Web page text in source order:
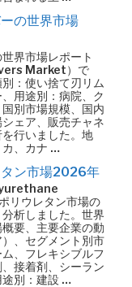
の世界市場
界市場レポート
Market）で
：使い捨て刃リム
用途別：病院、ク
別市場規模、国内
ェア、販売チャネ
行いました。地
カ、カナ …
ン市場2026年
リウレタン市場の
析しました。世界
要、主要企業の動
、セグメント別市
、フレキシブルフ
接着剤、シーラン
途別：建設 …